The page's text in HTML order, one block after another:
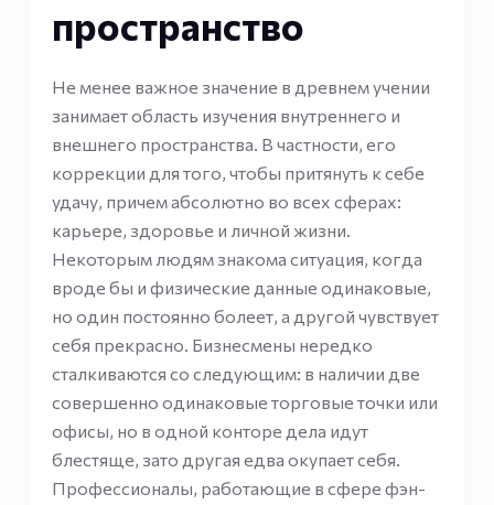
пространство
Не менее важное значение в древнем учении
занимает область изучения внутреннего и
внешнего пространства. В частности, его
коррекции для того, чтобы притянуть к себе
удачу, причем абсолютно во всех сферах:
карьере, здоровье и личной жизни.
Некоторым людям знакома ситуация, когда
вроде бы и физические данные одинаковые,
но один постоянно болеет, а другой чувствует
себя прекрасно. Бизнесмены нередко
сталкиваются со следующим: в наличии две
совершенно одинаковые торговые точки или
офисы, но в одной конторе дела идут
блестяще, зато другая едва окупает себя.
Профессионалы, работающие в сфере фэн-